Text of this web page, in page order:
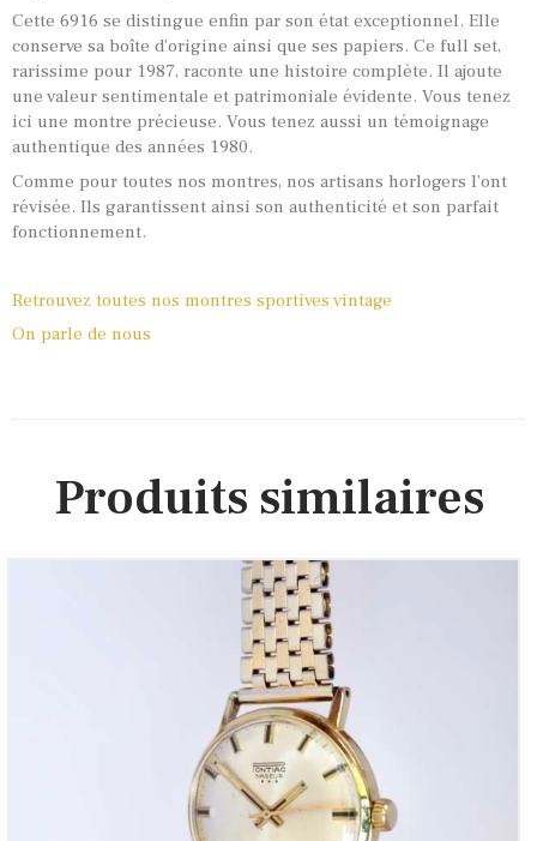
Cette 6916 se distingue enfin par son état exceptionnel. Elle
conserve sa boîte d’origine ainsi que ses papiers. Ce full set,
rarissime pour 1987, raconte une histoire complète. Il ajoute
une valeur sentimentale et patrimoniale évidente. Vous tenez
ici une montre précieuse. Vous tenez aussi un témoignage
authentique des années 1980.
Comme pour toutes nos montres, nos artisans horlogers l’ont
révisée. Ils garantissent ainsi son authenticité et son parfait
fonctionnement.
Retrouvez toutes nos montres sportives vintage
On parle de nous
Produits similaires
Pontiac Nageur